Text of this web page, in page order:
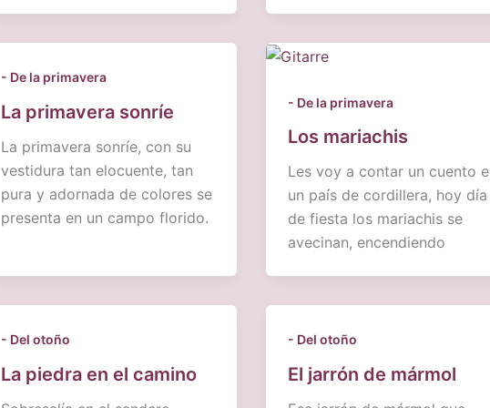
- De la primavera
La primavera sonríe
La primavera sonríe, con su
vestidura tan elocuente, tan
pura y adornada de colores se
presenta en un campo florido.
- De la primavera
Los mariachis
Les voy a contar un cuento
un país de cordillera, hoy día
de fiesta los mariachis se
avecinan, encendiendo
- Del otoño
La piedra en el camino
- Del otoño
El jarrón de mármol